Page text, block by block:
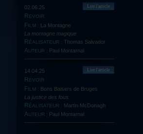
02.06.25
REVOIR
FILM : La Montagne
La montagne magique
RÉALISATEUR : Thomas Salvador
AUTEUR : Paul Montarnal
Lire l'article
14.04.25
REVOIR
FILM : Bons Baisers de Bruges
La justice des fous
RÉALISATEUR : Martin McDonagh
AUTEUR : Paul Montarnal
Lire l'article